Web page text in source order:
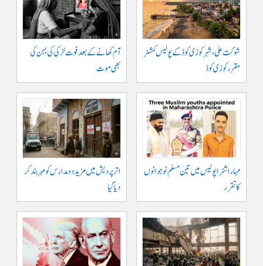
شوکت علی ، شہر کوزی کوڈ کے پولیس کمشنر
مقرر کوزی کوڈ
آم کھانے کے بعد فوت لڑکی کی بہن کی
بھی موت
مہاراشٹرا پولیس میں تین مسلم نو جوانوں
کا تقرر
اتر پردیش میں مزید دو مدارس کو مہر بند کر
دیا گیا